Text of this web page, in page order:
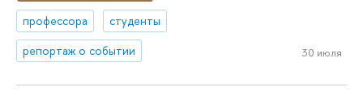
профессора
студенты
репортаж о событии
30 июля